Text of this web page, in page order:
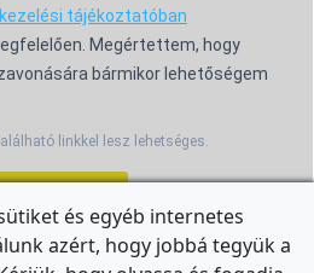
tájékoztatóban
Megértettem, hogy
bármikor lehetőségem
linkkel lesz lehetséges.
clickHERE.
és egyéb internetes
azért, hogy jobbá tegyük a